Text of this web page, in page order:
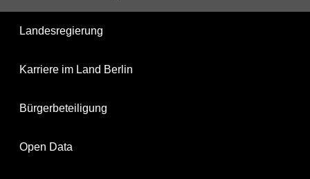
Landesregierung
Karriere im Land Berlin
Bürgerbeteiligung
Open Data